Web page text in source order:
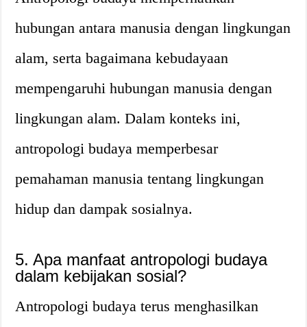
hubungan antara manusia dengan lingkungan
alam, serta bagaimana kebudayaan
mempengaruhi hubungan manusia dengan
lingkungan alam. Dalam konteks ini,
antropologi budaya memperbesar
pemahaman manusia tentang lingkungan
hidup dan dampak sosialnya.
5. Apa manfaat antropologi budaya
dalam kebijakan sosial?
Antropologi budaya terus menghasilkan